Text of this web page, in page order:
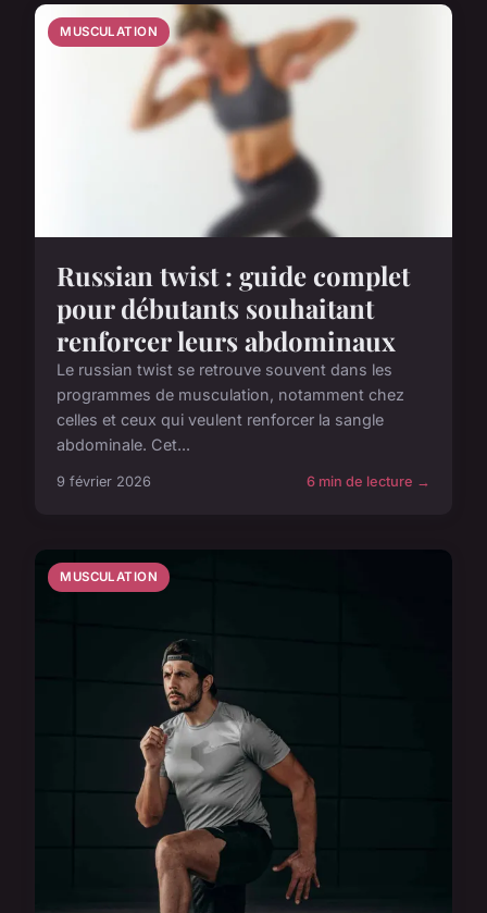
MUSCULATION
Russian twist : guide complet
pour débutants souhaitant
renforcer leurs abdominaux
Le russian twist se retrouve souvent dans les
programmes de musculation, notamment chez
celles et ceux qui veulent renforcer la sangle
abdominale. Cet...
9 février 2026 6 min de lecture →
MUSCULATION